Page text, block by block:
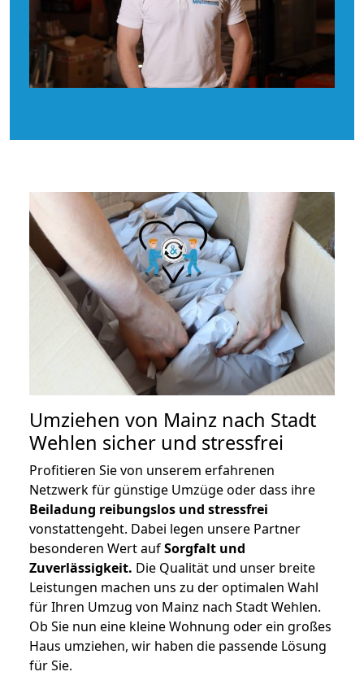
Umziehen von Mainz nach Stadt
Wehlen sicher und stressfrei
Profitieren Sie von unserem erfahrenen
Netzwerk für günstige Umzüge oder dass ihre
Beiladung reibungslos und stressfrei
vonstattengeht. Dabei legen unsere Partner
besonderen Wert aufSorgfalt und
Zuverlässigkeit. Die Qualität und unser breite
Leistungen machen uns zu der optimalen Wahl
für Ihren Umzug von Mainz nach Stadt Wehlen.
Ob Sie nun eine kleine Wohnung oder ein großes
Haus umziehen, wir haben die passende Lösung
für Sie.